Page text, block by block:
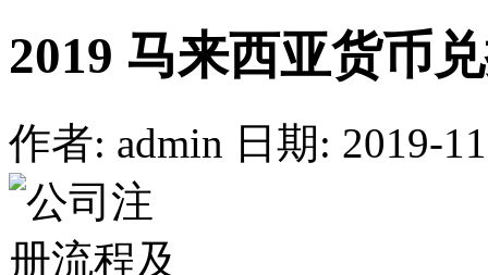
2019 马来西亚货币
作者: admin 日期: 2019-